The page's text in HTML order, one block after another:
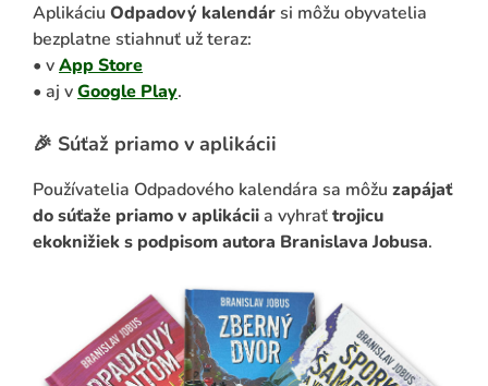
Aplikáciu Odpadový kalendársi môžu obyvatelia
bezplatne stiahnuť už teraz:
• vApp Store
• aj vGoogle Play.
🎉 Súťaž priamo v aplikácii
Používatelia Odpadového kalendára sa môžu zapájať
do súťaže priamo v aplikáciia vyhraťtrojicu
ekoknižiek s podpisom autora Branislava Jobusa.